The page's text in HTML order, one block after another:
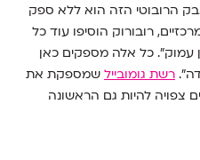
הרובוטי הזה הוא ללא ספק
רובורוק הוסיפו עוד כל
עמוק”. כל אלה מספקים כאן
רשת גומובייל שמספקת את
צפויה להיות גם הראשונה